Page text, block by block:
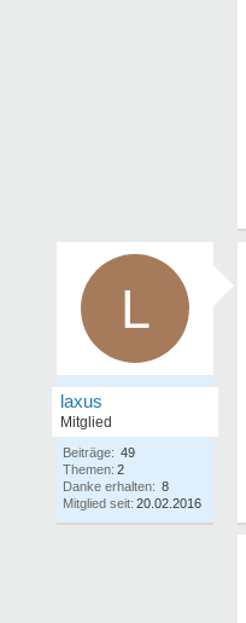
L
laxus
Mitglied
Beiträge: 49
Themen: 2
Danke erhalten: 8
Mitglied seit: 20.02.2016